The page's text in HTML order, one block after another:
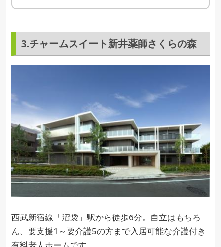
3.チャームスイート新井薬師さくらの森
西武新宿線「沼袋」駅から徒歩6分。自立はもちろ
ん、要支援1～要介護5の方まで入居可能な介護付き